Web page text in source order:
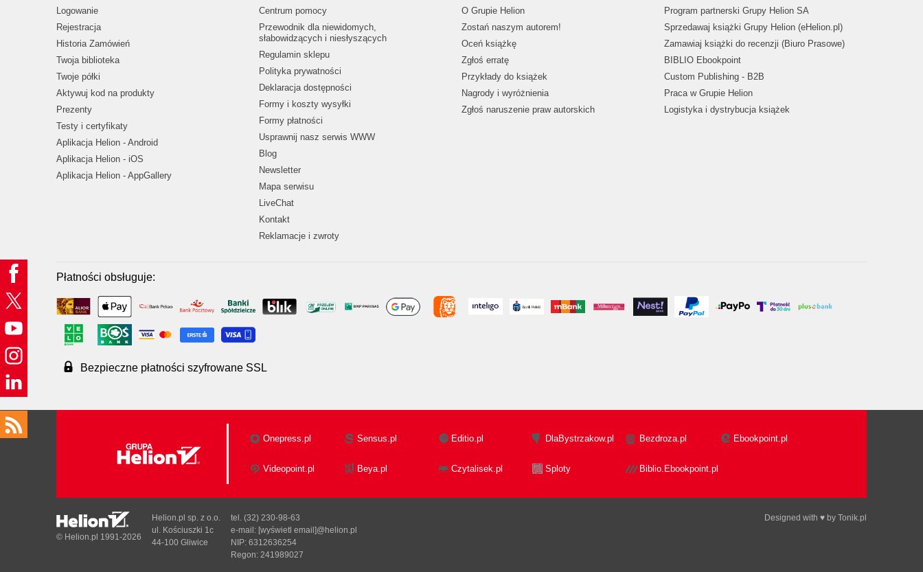
Logowanie
Rejestracja
Historia Zamówień
Twoja biblioteka
Twoje półki
Aktywuj kod na produkty
Prezenty
Testy i certyfikaty
Aplikacja Helion - Android
Aplikacja Helion - iOS
Aplikacja Helion - AppGallery
Centrum pomocy
Przewodnik dla niewidomych,
słabowidzących i niesłyszących
Regulamin sklepu
Polityka prywatności
Deklaracja dostępności
Formy i koszty wysyłki
Formy płatności
Usprawnij nasz serwis WWW
Blog
Newsletter
Mapa serwisu
LiveChat
Kontakt
Reklamacje i zwroty
O Grupie Helion
Zostań naszym autorem!
Oceń książkę
Zgłoś erratę
Przykłady do książek
Nagrody i wyróżnienia
Zgłoś naruszenie praw autorskich
Program partnerski Grupy Helion SA
Sprzedawaj książki Grupy Helion (eHelion.pl)
Zamawiaj książki do recenzji (Biuro Prasowe)
BIBLIO Ebookpoint
Custom Publishing - B2B
Praca w Grupie Helion
Logistyka i dystrybucja książek
Płatności obsługuje:
Bezpieczne płatności szyfrowane SSL
Onepress.pl Sensus.pl Editio.pl DlaBystrzakow.pl Bezdroza.pl Ebookpoint.pl
Videopoint.pl Beya.pl Czytalisek.pl Sploty Biblio.Ebookpoint.pl
Designed with ♥ by Tonik.pl
© Helion.pl 1991-2026
Helion.pl sp. z o.o.
ul. Kościuszki 1c
44-100 Gliwice
tel. (32) 230-98-63
e-mail: [wyświetl email]@helion.pl
NIP: 6312636254
Regon: 241989027